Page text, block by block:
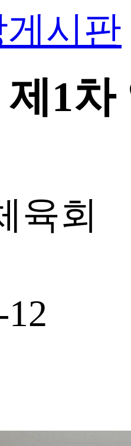
시판
제1
육회